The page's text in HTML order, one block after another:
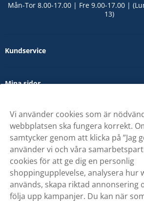
Mån-Tor 8.00-17.00 | Fre 9.00-17.00 |
13)
Kundservice
Mina sidor
Om oss
Vi använder cookies som är
webbplatsen ska fungera korrekt.
samtycker genom att klicka på ”Jag
använder vi och våra
cookies för att ge dig en personlig
shoppingupplevelse, analysera hur
används, skapa riktad annonsering
följa upp kampanjer. Du kan när